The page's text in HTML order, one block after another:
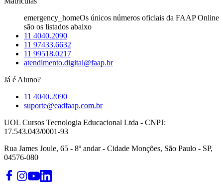
emergency_homeOs únicos números oficiais da FAAP Online
são os listados abaixo
11 4040.2090
11 97433.6632
11 99518.0217
atendimento.digital@faap.br
Já é Aluno?
11 4040.2090
suporte@eadfaap.com.br
UOL Cursos Tecnologia Educacional Ltda - CNPJ:
17.543.043/0001-93
Rua James Joule, 65 - 8º andar - Cidade Monções, São Paulo - SP,
04576-080